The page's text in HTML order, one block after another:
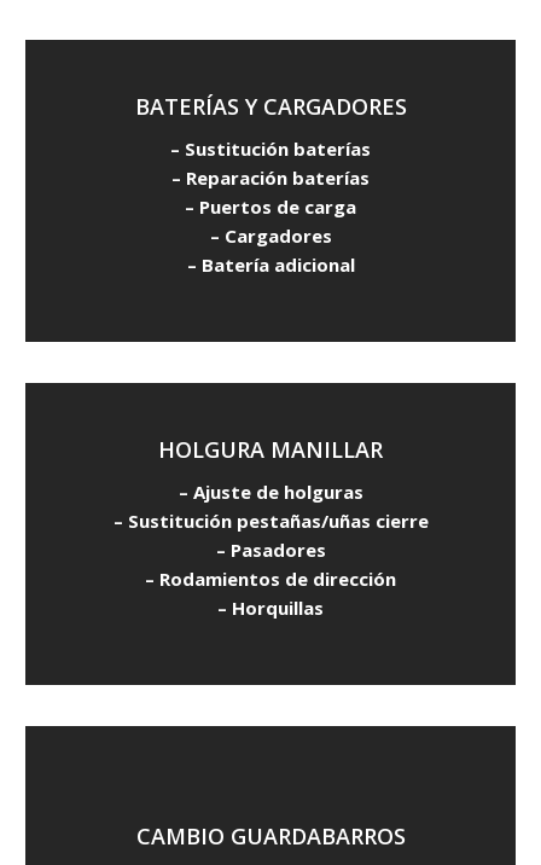
BATERÍAS Y CARGADORES
– Sustitución baterías
– Reparación baterías
– Puertos de carga
– Cargadores
– Batería adicional
HOLGURA MANILLAR
– Ajuste de holguras
– Sustitución pestañas/uñas cierre
– Pasadores
– Rodamientos de dirección
– Horquillas
CAMBIO GUARDABARROS